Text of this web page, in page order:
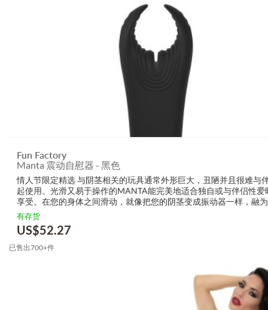
Fun Factory
Manta 震动自慰器 - 黑色
情人节限定精选 与阴茎相关的玩具通常外形巨大，丑陋并且很难与
起使用。光滑又易于操作的MANTA能完美地适合独自或与伴侣性爱
享受。在您的身体之间滑动，就像把您的阴茎变成振动器一样，融
它也是个了不起的口交玩具，环绕著阴茎的底部，便可带来深喉的
要忘记独奏！...
有存货
US$52.27
已售出700+件